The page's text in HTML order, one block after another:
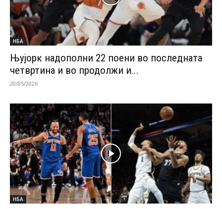
НБА
Њујорк надополни 22 поени во последната
четвртина и во продолжи и...
20/05/2026
НБА